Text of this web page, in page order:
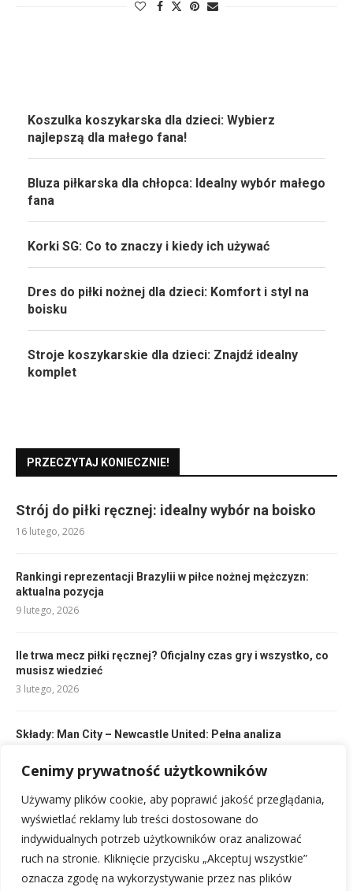
Cenimy prywatność użytkowników
Używamy plików cookie, aby poprawić jakość przeglądania,
wyświetlać reklamy lub treści dostosowane do
indywidualnych potrzeb użytkowników oraz analizować
ruch na stronie. Kliknięcie przycisku „Akceptuj wszystkie”
oznacza zgodę na wykorzystywanie przez nas plików
Koszulka koszykarska dla dzieci: Wybierz
najlepszą dla małego fana!
Bluza piłkarska dla chłopca: Idealny wybór małego
fana
Korki SG: Co to znaczy i kiedy ich używać
Dres do piłki nożnej dla dzieci: Komfort i styl na
boisku
Stroje koszykarskie dla dzieci: Znajdź idealny
komplet
PRZECZYTAJ KONIECZNIE!
Strój do piłki ręcznej: idealny wybór na boisko
16 lutego, 2026
Rankingi reprezentacji Brazylii w piłce nożnej mężczyzn:
aktualna pozycja
9 lutego, 2026
Ile trwa mecz piłki ręcznej? Oficjalny czas gry i wszystko, co
musisz wiedzieć
3 lutego, 2026
Składy: Man City – Newcastle United: Pełna analiza
1 lutego, 2026
Klub piłkarski z Moskwy: Historia i rankingi topowych drużyn
1 lutego, 2026